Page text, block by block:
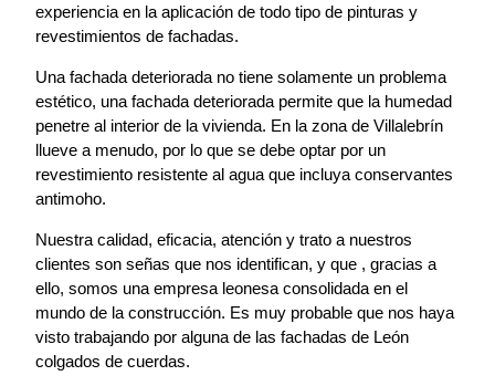
experiencia en la aplicación de todo tipo de pinturas y
revestimientos de fachadas.
Una fachada deteriorada no tiene solamente un problema
estético, una fachada deteriorada permite que la humedad
penetre al interior de la vivienda. En la zona de Villalebrín
llueve a menudo, por lo que se debe optar por un
revestimiento resistente al agua que incluya conservantes
antimoho.
Nuestra calidad, eficacia, atención y trato a nuestros
clientes son señas que nos identifican, y que , gracias a
ello, somos una empresa leonesa consolidada en el
mundo de la construcción. Es muy probable que nos haya
visto trabajando por alguna de las fachadas de León
colgados de cuerdas.